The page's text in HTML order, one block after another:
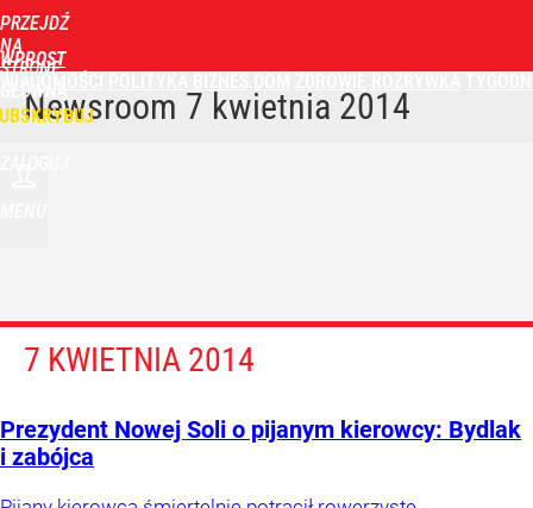
PRZEJDŹ
NA
STRONĘ
GŁÓWNĄ
WPROST
Newsroom 7 kwietnia 2014
7 KWIETNIA 2014
Prezydent Nowej Soli o pijanym kierowcy: Bydlak
i zabójca